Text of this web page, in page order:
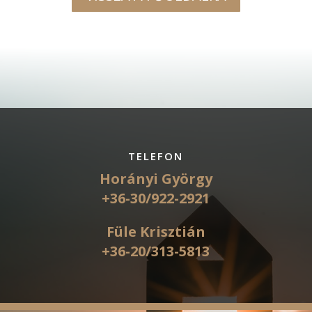
TELEFON
Horányi György
+36-30/922-2921
Füle Krisztián
+36-20/313-5813